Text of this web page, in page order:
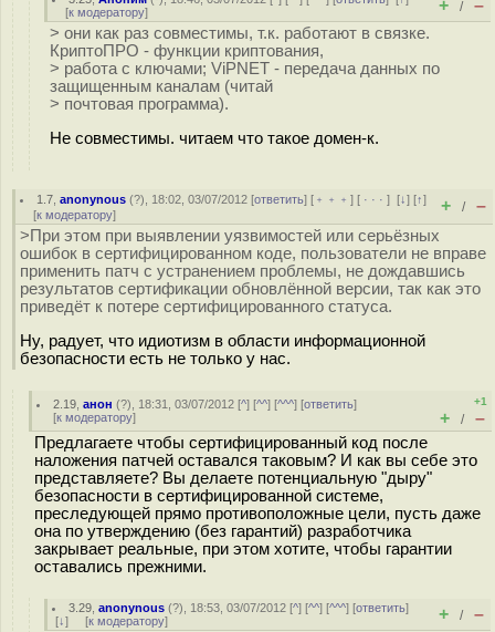
[к модератору] + / –
> они как раз совместимы, т.к. работают в связке.
КриптоПРО - функции криптования,
> работа с ключами; ViPNET - передача данных по
защищенным каналам (читай
> почтовая программа).
Не совместимы. читаем что такое домен-к.
1.7 ,anonynous (?), 18:02, 03/07/2012 [ответить] [ ﹢﹢﹢] [ · · ·][↓] [↑]
[к модератору] + / –
>При этом при выявлении уязвимостей или серьёзных
ошибок в сертифицированном коде, пользователи не вправе
применить патч с устранением проблемы, не дождавшись
результатов сертификации обновлённой версии, так как это
приведёт к потере сертифицированного статуса.
Ну, радует, что идиотизм в области информационной
безопасности есть не только у нас.
2.19 ,анон (?), 18:31, 03/07/2012 [^] [^^] [^^^] [ответить]
[к модератору]
+1
+ / –
Предлагаете чтобы сертифицированный код после
наложения патчей оставался таковым? И как вы себе это
представляете? Вы делаете потенциальную "дыру"
безопасности в сертифицированной системе,
преследующей прямо противоположные цели, пусть даже
она по утверждению (без гарантий) разработчика
закрывает реальные, при этом хотите, чтобы гарантии
оставались прежними.
3.29 ,anonynous (?), 18:53, 03/07/2012 [^] [^^] [^^^] [ответить]
[↓] [к модератору] + / –